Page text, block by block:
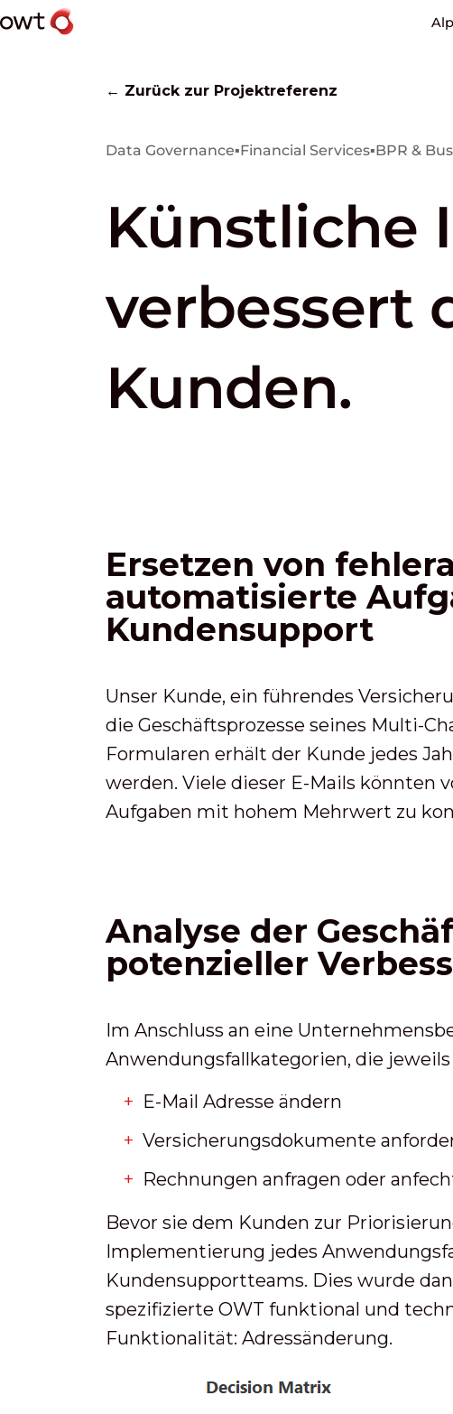
← Zurück zur Projektreferenz
Data Governance▪Financial Services▪BPR &
Künstliche
verbessert
Kunden.
Ersetzen von
automatisierte
Kundensupport
Unser Kunde, ein führendes
die Geschäftsprozesse seines Multi-
Formularen erhält der Kunde jedes
werden. Viele dieser E-Mails könnten
Aufgaben mit hohem Mehrwert zu
Analyse der
potenzieller
Im Anschluss an eine
Anwendungsfallkategorien, die
E-Mail Adresse ändern
Versicherungsdokumente
Rechnungen anfragen oder
Bevor sie dem Kunden zur
Implementierung jedes
Kundensupportteams. Dies wurde
spezifizierte OWT funktional und
Funktionalität: Adressänderung.